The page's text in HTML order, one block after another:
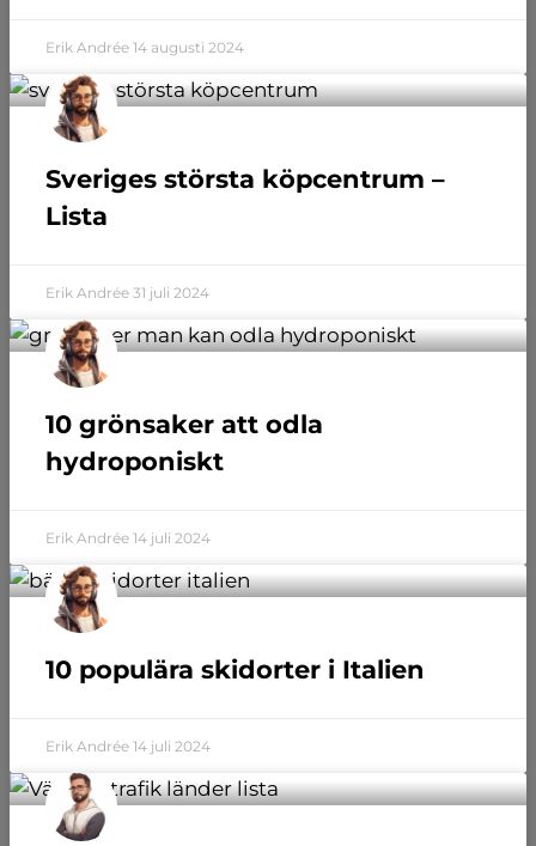
Erik Andrée 14 augusti 2024
Sveriges största köpcentrum –
Lista
Erik Andrée 31 juli 2024
10 grönsaker att odla
hydroponiskt
Erik Andrée 14 juli 2024
10 populära skidorter i Italien
Erik Andrée 14 juli 2024